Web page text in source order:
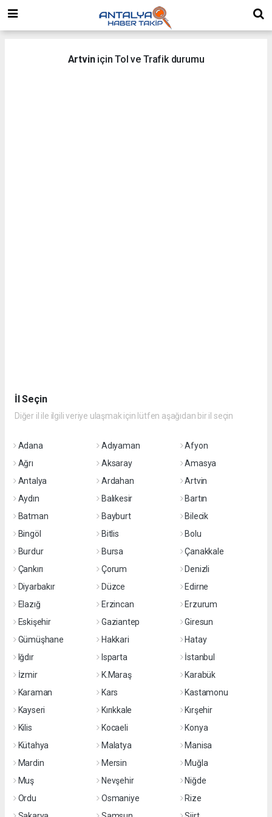
Artvin için Tol ve Trafik durumu
İl Seçin
Diğer il ile ilgili veriye ulaşmak için lütfen aşağıdan bir il seçin
Adana Adıyaman
Afyon
Ağrı
Aksaray
Amasya
Antalya
Ardahan
Artvin
Aydın
Balıkesir
Bartın
Batman
Bayburt
Bilecik
Bingöl
Bitlis
Bolu
Burdur
Bursa
Çanakkale
Çankırı
Çorum
Denizli
Diyarbakır
Düzce
Edirne
Elazığ
Erzincan
Erzurum
Eskişehir
Gaziantep
Giresun
Gümüşhane
Hakkari
Hatay
Iğdır
Isparta
İstanbul
İzmir
K.Maraş
Karabük
Karaman
Kars
Kastamonu
Kayseri
Kırıkkale
Kırşehir
Kilis
Kocaeli
Konya
Kütahya
Malatya
Manisa
Mardin
Mersin
Muğla
Muş
Nevşehir
Niğde
Ordu
Osmaniye
Rize